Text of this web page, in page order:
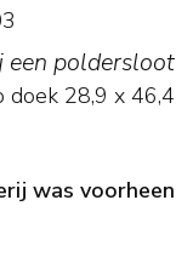
een
doek 28,9 x 46,4
was